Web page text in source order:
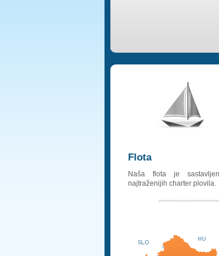
Flota
Naša flota je
najtraženijih charter plovila.